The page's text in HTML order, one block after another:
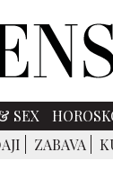
SEX
ZABAVA